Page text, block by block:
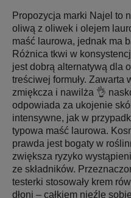
Propozycja marki Najel to
oliwą z oliwek i olejem
maść laurowa, jednak ma
Różnica tkwi w
jest dobrą alternatywą dla
treściwej formuły. Zawarta
zmiękcza i nawilża 👌
odpowiada za ukojenie
intensywne, jak w
typowa maść laurowa.
prawda jest bogaty w
zwiększa ryzyko
ze składników.
testerki stosowały krem
dłoni – całkiem nieźle